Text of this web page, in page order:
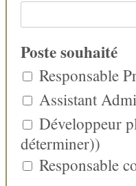
Poste souhaité
Responsable
Assistant
Développeur
déterminer))
Responsable